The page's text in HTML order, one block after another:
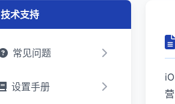
技术支持
常见问题
设置手册